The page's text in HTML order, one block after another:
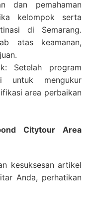
dan pemahaman
kelompok serta
di Semarang.
atas keamanan,
Setelah program
untuk mengukur
area perbaikan
Citytour Area
kesuksesan artikel
Anda, perhatikan